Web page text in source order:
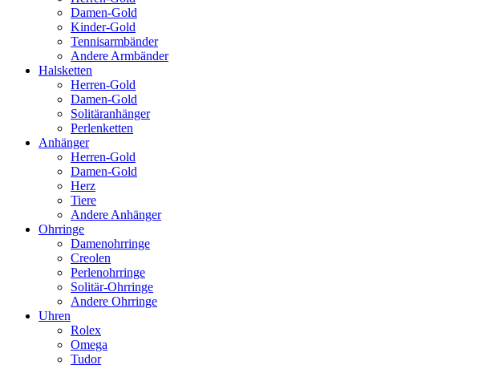
Damen-Gold
Kinder-Gold
Tennisarmbänder
Andere Armbänder
Halsketten
Herren-Gold
Damen-Gold
Solitäranhänger
Perlenketten
Anhänger
Herren-Gold
Damen-Gold
Herz
Tiere
Andere Anhänger
Ohrringe
Damenohrringe
Creolen
Perlenohrringe
Solitär-Ohrringe
Andere Ohrringe
Uhren
Rolex
Omega
Tudor